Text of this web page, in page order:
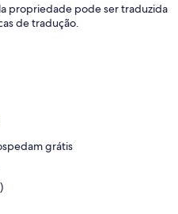
propriedade pode ser traduzida
de tradução.
grátis